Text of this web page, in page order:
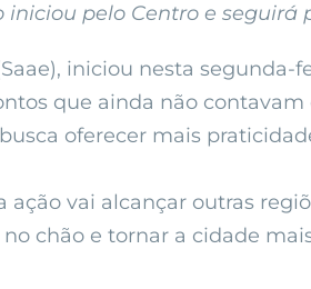
pelo Centro e seguirá
iniciou nesta segunda-
que ainda não contavam
oferecer mais
vai alcançar outras
chão e tornar a cidade